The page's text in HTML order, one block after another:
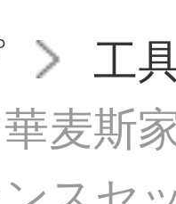
工
華麦斯